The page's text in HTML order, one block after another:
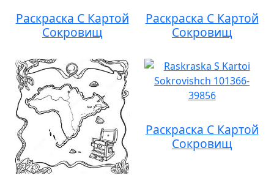
Раскраска С Картой
Сокровищ
Раскраска С Картой
Сокровищ
Раскраска С Картой
Сокровищ